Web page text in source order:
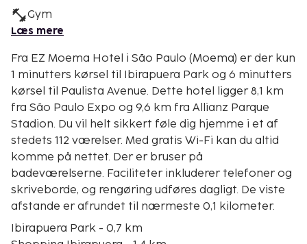
Gym
Læs mere
Fra EZ Moema Hotel i São Paulo (Moema) er der kun
1 minutters kørsel til Ibirapuera Park og 6 minutters
kørsel til Paulista Avenue. Dette hotel ligger 8,1 km
fra São Paulo Expo og 9,6 km fra Allianz Parque
Stadion. Du vil helt sikkert føle dig hjemme i et af
stedets 112 værelser. Med gratis Wi-Fi kan du altid
komme på nettet. Der er bruser på
badeværelserne. Faciliteter inkluderer telefoner og
skriveborde, og rengøring udføres dagligt. De viste
afstande er afrundet til nærmeste 0,1 kilometer.
Ibirapuera Park - 0,7 km